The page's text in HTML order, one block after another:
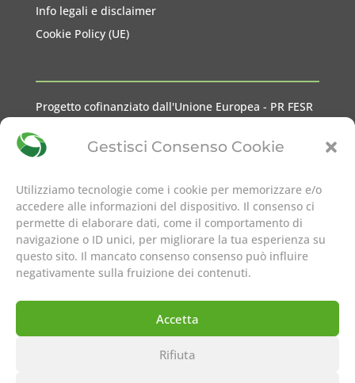
Gestisci Consenso Cookie
Utilizziamo tecnologie come i cookie per memorizzare e/o
accedere alle informazioni del dispositivo. Il consenso ci
permette di elaborare dati, come il comportamento di
navigazione o ID unici, per migliorare la tua esperienza su
questo sito. Il mancato consenso consenso può influire
negativamente sulla fruizione dei contenuti.
Accetta
Rifiuta
Info legali e disclaimer
Cookie Policy (UE)
Progetto cofinanziato dall'Unione Europea - PR FESR
seguici su